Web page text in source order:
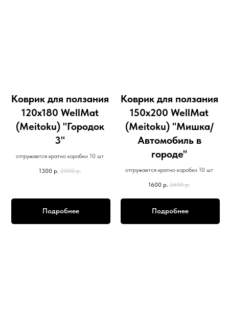
Коврик для ползания
120х180 WellMat
(Meitoku) "Городок
3"
отгружается кратно коробки 10 шт
1300 р. 2000 р.
Подробнее
Коврик для ползания
150х200 WellMat
(Meitoku) "Мишка/
Автомобиль в
городе"
отгружается кратно коробки 10 шт
1600 р. 2400 р.
Подробнее